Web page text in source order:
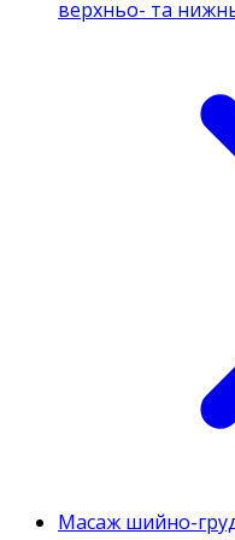
верхньо- та
Масаж шийно-